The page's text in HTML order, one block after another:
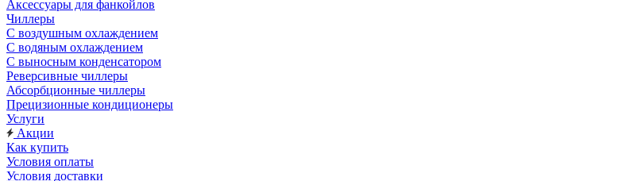
Аксессуары для фанкойлов
Чиллеры
С воздушным охлаждением
С водяным охлаждением
С выносным конденсатором
Реверсивные чиллеры
Абсорбционные чиллеры
Прецизионные кондиционеры
Услуги
Акции
Как купить
Условия оплаты
Условия доставки